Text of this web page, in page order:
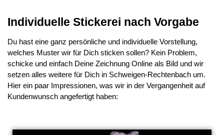
Individuelle Stickerei nach Vorgabe
Du hast eine ganz persönliche und individuelle Vorstellung,
welches Muster wir für Dich sticken sollen? Kein Problem,
schicke und einfach Deine Zeichnung Online als Bild und wir
setzen alles weitere für Dich in Schweigen-Rechtenbach um.
Hier ein paar Impressionen, was wir in der Vergangenheit auf
Kundenwunsch angefertigt haben: